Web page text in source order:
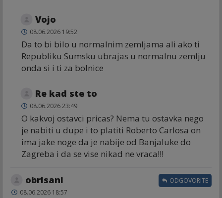
Vojo
08.06.2026 19:52
Da to bi bilo u normalnim zemljama ali ako ti
Republiku Sumsku ubrajas u normalnu zemlju
onda si i ti za bolnice
Re kad ste to
08.06.2026 23:49
O kakvoj ostavci pricas? Nema tu ostavka nego
je nabiti u dupe i to platiti Roberto Carlosa on
ima jake noge da je nabije od Banjaluke do
Zagreba i da se vise nikad ne vraca!!!
obrisani
08.06.2026 18:57
ODGOVORITE